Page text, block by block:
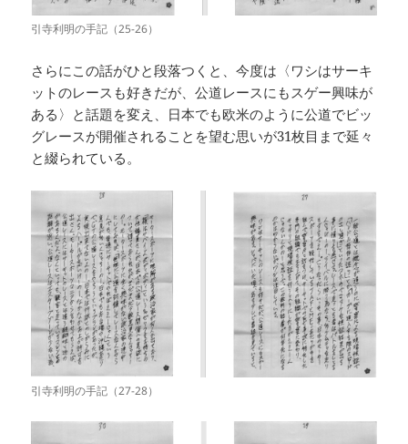
引寺利明の手記（25-26）
さらにこの話がひと段落つくと、今度は〈ワシはサーキ
ットのレースも好きだが、公道レースにもスゲー興味が
ある〉と話題を変え、日本でも欧米のように公道でビッ
グレースが開催されることを望む思いが31枚目まで延々
と綴られている。
引寺利明の手記（27-28）